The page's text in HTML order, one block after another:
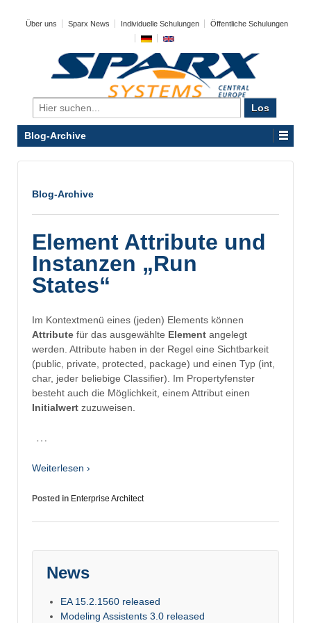
Über uns Sparx News Individuelle Schulungen Öffentliche Schulungen
Search
for:
Blog-Archive
Blog-Archive
Element Attribute und
Instanzen „Run
States“
Im Kontextmenü eines (jeden) Elements können
Attribute für das ausgewählte Element angelegt
werden. Attribute haben in der Regel eine Sichtbarkeit
(public, private, protected, package) und einen Typ (int,
char, jeder beliebige Classifier). Im Propertyfenster
besteht auch die Möglichkeit, einem Attribut einen
Initialwert zuzuweisen.
…
Weiterlesen ›
Posted in Enterprise Architect
News
EA 15.2.1560 released
Modeling Assistents 3.0 released